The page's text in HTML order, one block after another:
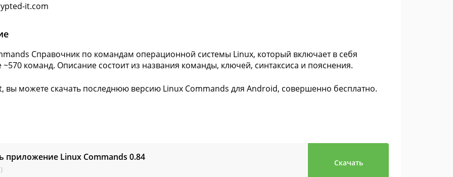
it.com
Справочник по командам операционной системы Linux, который включает в себя
команд. Описание состоит из названия команды, ключей, синтаксиса и пояснения.
вы можете скачать последнюю версию Linux Commands для Android, совершенно бесплатно.
приложение Linux Commands 0.84
Скачать